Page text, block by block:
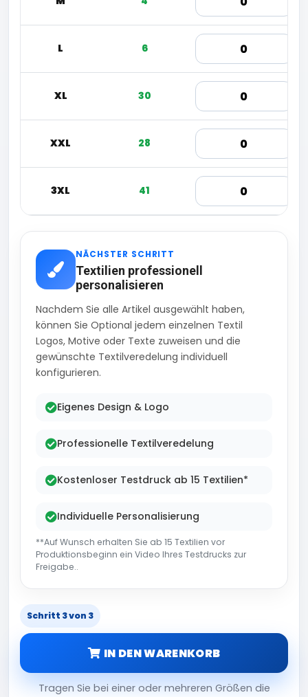
L 6
XL 30
XXL 28
3XL 41
NÄCHSTER SCHRITT
Textilien professionell
personalisieren
Nachdem Sie alle Artikel ausgewählt haben,
können Sie Optional jedem einzelnen Textil
Logos, Motive oder Texte zuweisen und die
gewünschte Textilveredelung individuell
konfigurieren.
Eigenes Design & Logo
Professionelle Textilveredelung
Kostenloser Testdruck ab 15 Textilien*
Individuelle Personalisierung
**Auf Wunsch erhalten Sie ab 15 Textilien vor
Produktionsbeginn ein Video Ihres Testdrucks zur
Freigabe..
Schritt 3 von 3
IN DEN WARENKORB
Tragen Sie bei einer oder mehreren Größen die